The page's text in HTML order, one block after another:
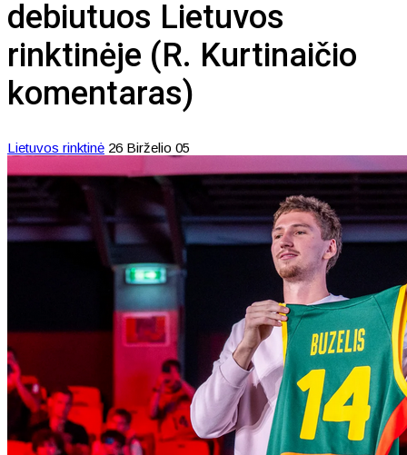
debiutuos Lietuvos
rinktinėje (R. Kurtinaičio
komentaras)
Lietuvos rinktinė 26 Birželio 05